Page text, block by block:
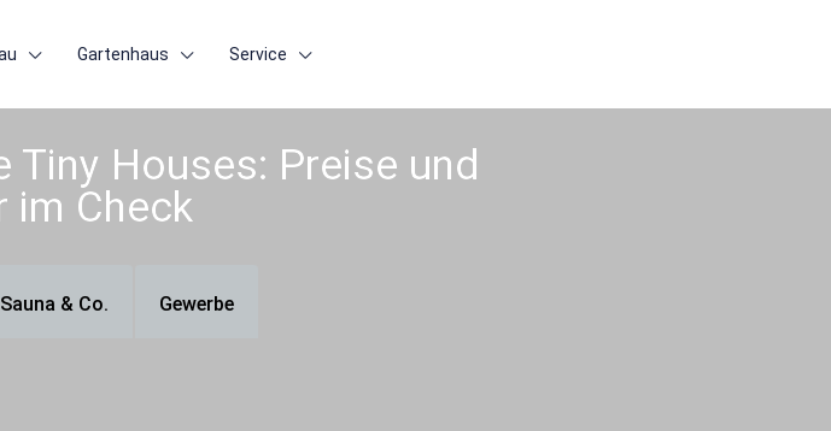
Gartenhaus Service
Houses: Preise und
im Check
& Co. Gewerbe